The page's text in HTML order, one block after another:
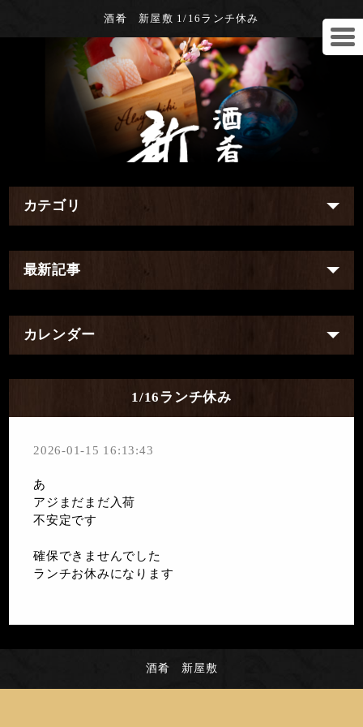
酒肴 新屋敷 1/16ランチ休み
カテゴリ
最新記事
カレンダー
1/16ランチ休み
2026-01-15 16:13:43
あ
アジまだまだ入荷
不安定です
確保できませんでした
ランチお休みになります
酒肴 新屋敷